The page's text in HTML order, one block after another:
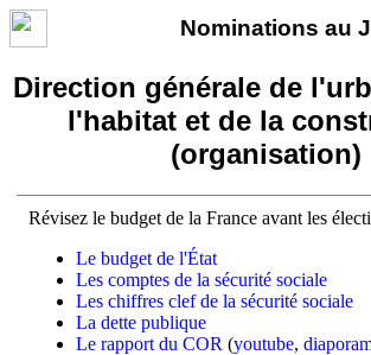
Nominations au
Direction générale de
l'habitat et de la
(organisation)
Révisez le budget de la France avant les
Le budget de l'État
Les comptes de la sécurité sociale
Les chiffres clef de la sécurité sociale
La dette publique
Le rapport du COR (youtube,